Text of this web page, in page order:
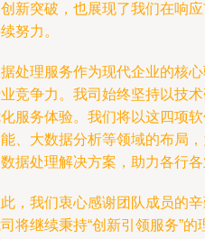
新突破，也展现了我们在响
努力。
处理服务作为现代企业的核
竞争力。我司始终坚持以技
服务体验。我们将以这四项
、大数据分析等领域的布局
据处理解决方案，助力各行
，我们衷心感谢团队成员的
将继续秉持“创新引领服务”